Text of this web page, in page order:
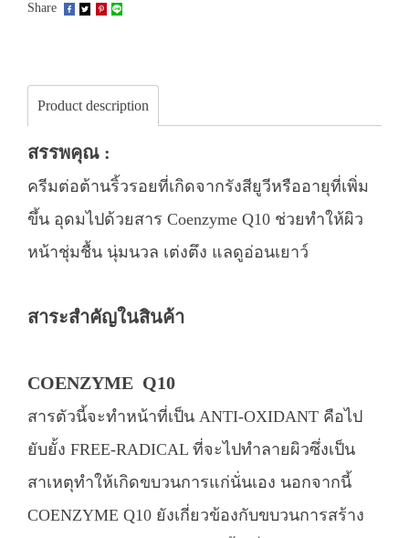
Share
Product description
สรรพคุณ :
ครีมต่อต้านริ้วรอยที่เกิดจากรังสียูวีหรืออายุที่เพิ่ม
ขึ้น อุดมไปด้วยสาร Coenzyme Q10 ช่วยทำให้ผิว
หน้าชุ่มชื้น นุ่มนวล เต่งตึง แลดูอ่อนเยาว์
สาระสำคัญในสินค้า
COENZYME Q10
สารตัวนี้จะทำหน้าที่เป็น ANTI-OXIDANT คือไป
ยับยั้ง FREE-RADICAL ที่จะไปทำลายผิวซึ่งเป็น
สาเหตุทำให้เกิดขบวนการแก่นั่นเอง นอกจากนี้
COENZYME Q10 ยังเกี่ยวข้องกับขบวนการสร้าง